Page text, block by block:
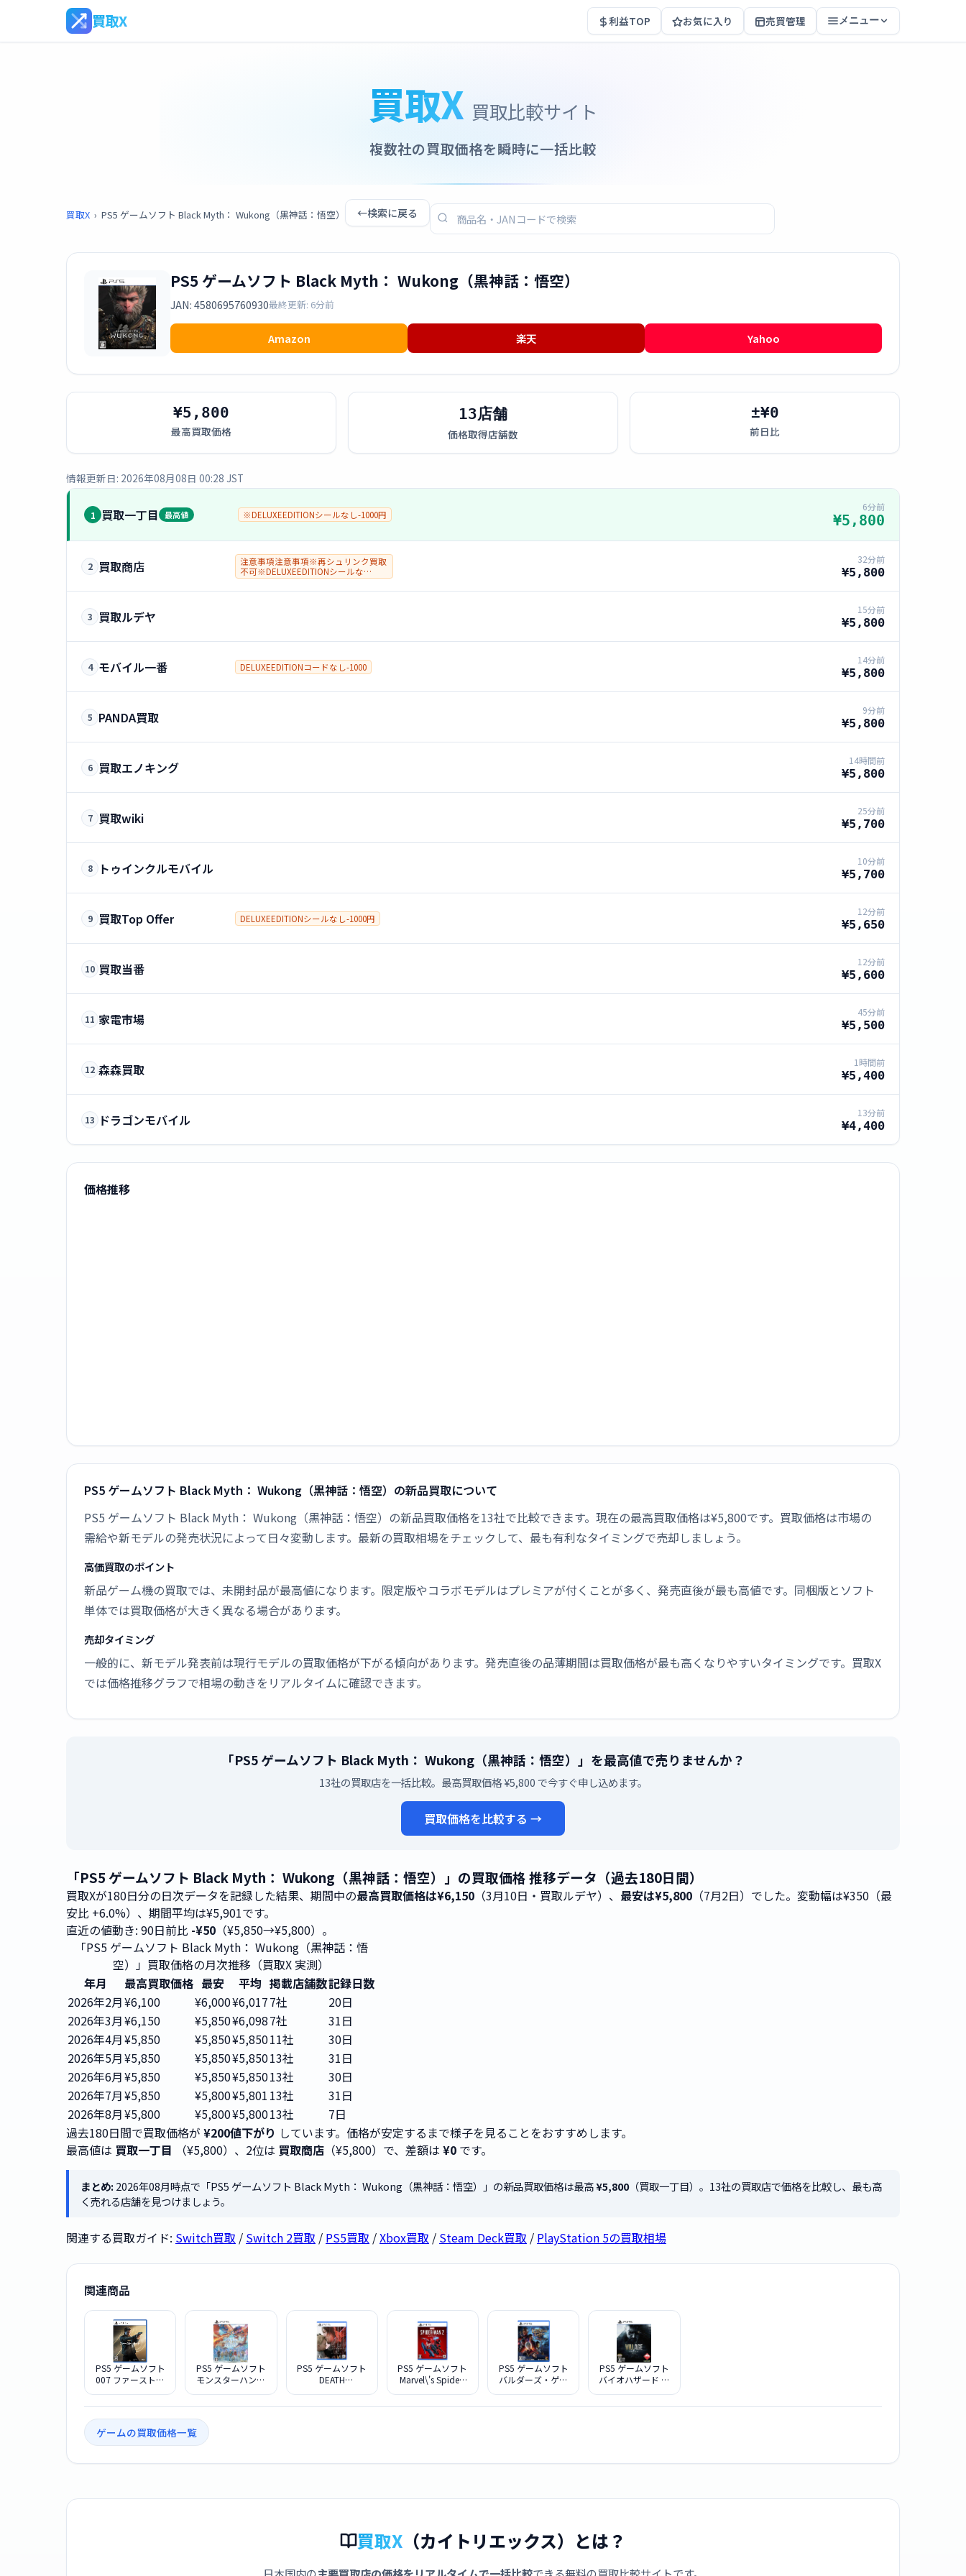
買取X 利益TOP お気に入り 売買管理 メニュー
買取X 買取比較サイト
複数社の買取価格を瞬時に一括比較
買取X › PS5 ゲームソフト Black Myth： Wukong（黒神話：悟空） ←検索に戻る
PS5 ゲームソフト Black Myth： Wukong（黒神話：悟空）
JAN: 4580695760930最終更新: 6分前
Amazon 楽天 Yahoo
¥5,800
最高買取価格
13店舗
価格取得店舗数
±¥0
前日比
情報更新日: 2026年08月08日 00:28 JST
1 買取一丁目 最高値 ※DELUXEEDITIONシールなし-1000円
6分前
¥5,800
2 買取商店
注意事項注意事項※再シュリンク買取
不可※DELUXEEDITIONシールな
し-1000円
32分前
¥5,800
3 買取ルデヤ 15分前
¥5,800
4 モバイル一番 DELUXEEDITIONコードなし-1000
14分前
¥5,800
5 PANDA買取 9分前
¥5,800
6 買取エノキング 14時間前
¥5,800
7 買取wiki 25分前
¥5,700
8 トゥインクルモバイル 10分前
¥5,700
9 買取Top Offer DELUXEEDITIONシールなし-1000円
12分前
¥5,650
10 買取当番 12分前
¥5,600
11 家電市場 45分前
¥5,500
12 森森買取 1時間前
¥5,400
13 ドラゴンモバイル 13分前
¥4,400
価格推移
PS5 ゲームソフト Black Myth： Wukong（黒神話：悟空）の新品買取について
PS5 ゲームソフト Black Myth： Wukong（黒神話：悟空）の新品買取価格を13社で比較できます。現在の最高買取価格は¥5,800です。買取価格は市場の
需給や新モデルの発売状況によって日々変動します。最新の買取相場をチェックして、最も有利なタイミングで売却しましょう。
高価買取のポイント
新品ゲーム機の買取では、未開封品が最高値になります。限定版やコラボモデルはプレミアが付くことが多く、発売直後が最も高値です。同梱版とソフト
単体では買取価格が大きく異なる場合があります。
売却タイミング
一般的に、新モデル発表前は現行モデルの買取価格が下がる傾向があります。発売直後の品薄期間は買取価格が最も高くなりやすいタイミングです。買取X
では価格推移グラフで相場の動きをリアルタイムに確認できます。
「PS5 ゲームソフト Black Myth： Wukong（黒神話：悟空）」を最高値で売りませんか？
13社の買取店を一括比較。最高買取価格 ¥5,800 で今すぐ申し込めます。
買取価格を比較する →
「PS5 ゲームソフト Black Myth： Wukong（黒神話：悟空）」の買取価格 推移データ（過去180日間）
買取Xが180日分の日次データを記録した結果、期間中の最高買取価格は¥6,150 （3月10日・買取ルデヤ）、 最安は¥5,800 （7月2日）でした。変動幅は¥350（最
安比 +6.0%）、期間平均は¥5,901です。
直近の値動き: 90日前比 -¥50 （¥5,850→¥5,800）。
「PS5 ゲームソフト Black Myth： Wukong（黒神話：悟
空）」買取価格の月次推移（買取X 実測）
年月
最高買取価格 最安 平均 掲載店舗数記録日数
2026年2月¥6,100 ¥6,000¥6,0177社
20日
2026年3月¥6,150 ¥5,850¥6,0987社
31日
2026年4月¥5,850 ¥5,850¥5,85011社
30日
2026年5月¥5,850 ¥5,850¥5,85013社
31日
2026年6月¥5,850 ¥5,850¥5,85013社
30日
2026年7月¥5,850 ¥5,800¥5,801 13社
31日
2026年8月¥5,800 ¥5,800¥5,80013社
7日
過去180日間で買取価格が ¥200値下がり しています。価格が安定するまで様子を見ることをおすすめします。
最高値は 買取一丁目 （¥5,800）、2位は 買取商店 （¥5,800）で、差額は ¥0 です。
まとめ:2026年08月時点で「PS5 ゲームソフト Black Myth： Wukong（黒神話：悟空）」の新品買取価格は最高¥5,800（買取一丁目）。13社の買取店で価格を比較し、最も高
く売れる店舗を見つけましょう。
関連する買取ガイド: Switch買取 / Switch 2買取 / PS5買取 /Xbox買取 / Steam Deck買取 / PlayStation 5の買取相場
関連商品
PS5 ゲームソフト
007 ファースト・
PS5 ゲームソフト
モンスターハンタ
PS5 ゲームソフト
DEATH
PS5 ゲームソフト
Marvel\'s Spider-
PS5 ゲームソフト
バルダーズ・ゲー
PS5 ゲームソフト
バイオハザード ヴ
ゲームの買取価格一覧
買取X （カイトリエックス）とは？